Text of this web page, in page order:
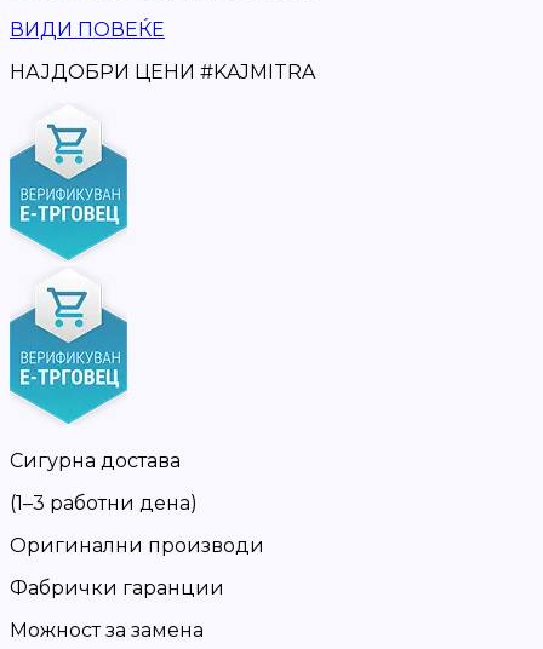
ВИДИ ПОВЕЌЕ
НАЈДОБРИ ЦЕНИ #KAJMITRA
Сигурна достава
(1–3 работни дена)
Оригинални производи
Фабрички гаранции
Можност за замена